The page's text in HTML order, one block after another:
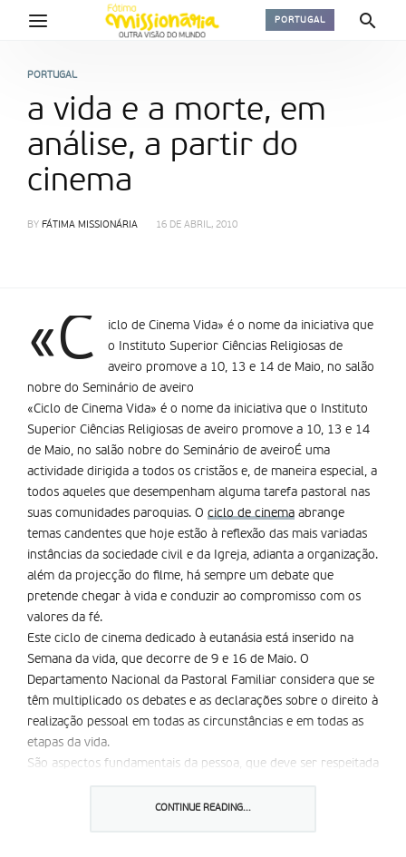
PORTUGAL
PORTUGAL
a vida e a morte, em
análise, a partir do
cinema
BY FÁTIMA MISSIONÁRIA 16 DE ABRIL, 2010
«C
iclo de Cinema Vida» é o nome da iniciativa que
o Instituto Superior Ciências Religiosas de
aveiro promove a 10, 13 e 14 de Maio, no salão
nobre do Seminário de aveiro
«Ciclo de Cinema Vida» é o nome da iniciativa que o Instituto
Superior Ciências Religiosas de aveiro promove a 10, 13 e 14
de Maio, no salão nobre do Seminário de aveiroÉ uma
actividade dirigida a todos os cristãos e, de maneira especial, a
todos aqueles que desempenham alguma tarefa pastoral nas
suas comunidades paroquias. O ciclo de cinema abrange
temas candentes que hoje estão à reflexão das mais variadas
instâncias da sociedade civil e da Igreja, adianta a organização.
além da projecção do filme, há sempre um debate que
pretende chegar à vida e conduzir ao compromisso com os
valores da fé.
Este ciclo de cinema dedicado à eutanásia está inserido na
Semana da vida, que decorre de 9 e 16 de Maio. O
Departamento Nacional da Pastoral Familiar considera que se
têm multiplicado os debates e as declarações sobre o direito à
realização pessoal em todas as circunstâncias e em todas as
etapas da vida.
São aspectos fundamentais da pessoa, que deve ser respeitada
dignidade humana. Por isso, a discussão não se confina ao seu
CONTINUE READING...